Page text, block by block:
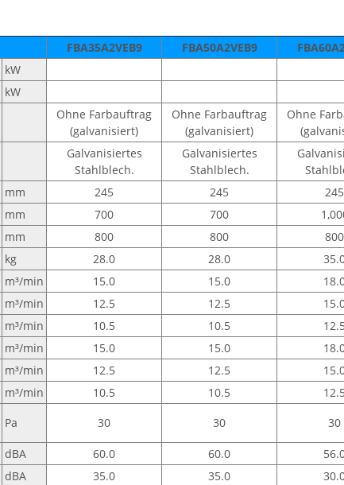
FBA35A2VEB9 FBA50A2VEB9
kW
kW
Ohne Farbauftrag
(galvanisiert)
Ohne Farbauftrag
(galvanisiert)
Ohne
Galvanisiertes
Stahlblech.
Galvanisiertes
Stahlblech.
mm 245 245 245
mm 700 700
mm 800 800 800
kg 28.0 28.0
m³/min 15.0 15.0
m³/min 12.5 12.5
m³/min 10.5 10.5 12.5
m³/min 15.0 15.0
m³/min 12.5 12.5
m³/min 10.5 10.5 12.5
Pa 30 30 30
dBA 60.0 60.0
dBA 35.0 35.0